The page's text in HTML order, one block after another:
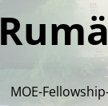
MOE-